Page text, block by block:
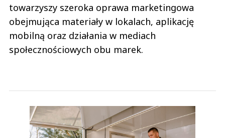
towarzyszy szeroka oprawa marketingowa
obejmująca materiały w lokalach, aplikację
mobilną oraz działania w mediach
społecznościowych obu marek.